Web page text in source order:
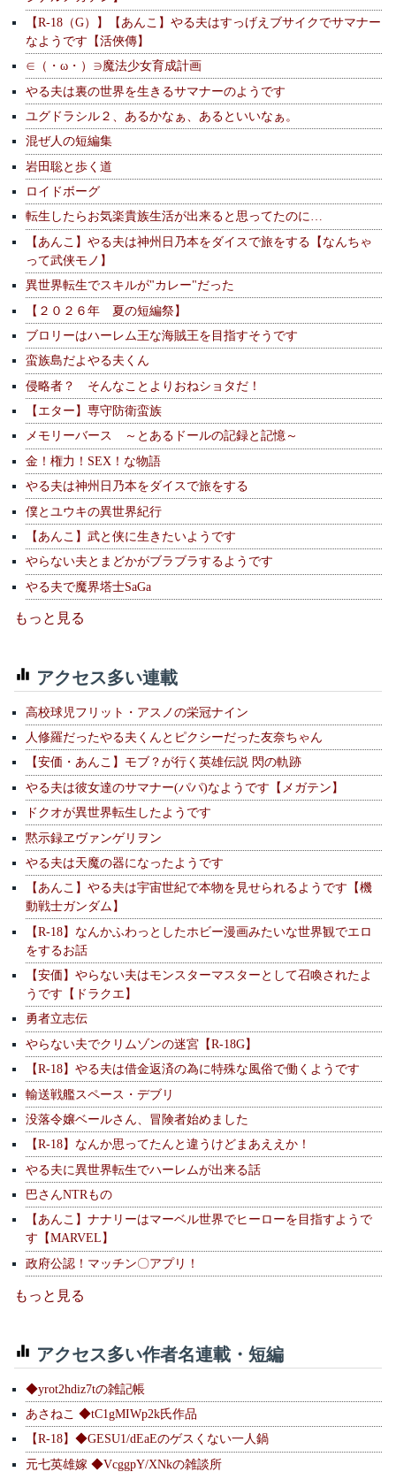
【R-18（G）】【あんこ】やる夫はすっげえブサイクでサマナー
なようです【活俠傳】
∈（・ω・）∋魔法少女育成計画
やる夫は裏の世界を生きるサマナーのようです
ユグドラシル２、あるかなぁ、あるといいなぁ。
混ぜ人の短編集
岩田聡と歩く道
ロイドボーグ
転生したらお気楽貴族生活が出来ると思ってたのに…
【あんこ】やる夫は神州日乃本をダイスで旅をする【なんちゃ
って武侠モノ】
異世界転生でスキルが"カレー"だった
【２０２６年 夏の短編祭】
ブロリーはハーレム王な海賊王を目指すそうです
蛮族島だよやる夫くん
侵略者？ そんなことよりおねショタだ！
【エター】専守防衛蛮族
メモリーバース ～とあるドールの記録と記憶～
金！権力！SEX！な物語
やる夫は神州日乃本をダイスで旅をする
僕とユウキの異世界紀行
【あんこ】武と侠に生きたいようです
やらない夫とまどかがブラブラするようです
やる夫で魔界塔士SaGa
もっと見る
アクセス多い連載
高校球児フリット・アスノの栄冠ナイン
人修羅だったやる夫くんとピクシーだった友奈ちゃん
【安価・あんこ】モブ？が行く英雄伝説 閃の軌跡
やる夫は彼女達のサマナー(パパ)なようです【メガテン】
ドクオが異世界転生したようです
黙示録ヱヴァンゲリヲン
やる夫は天魔の器になったようです
【あんこ】やる夫は宇宙世紀で本物を見せられるようです【機
動戦士ガンダム】
【R-18】なんかふわっとしたホビー漫画みたいな世界観でエロ
をするお話
【安価】やらない夫はモンスターマスターとして召喚されたよ
うです【ドラクエ】
勇者立志伝
やらない夫でクリムゾンの迷宮【R-18G】
【R-18】やる夫は借金返済の為に特殊な風俗で働くようです
輸送戦艦スペース・デブリ
没落令嬢ベールさん、冒険者始めました
【R-18】なんか思ってたんと違うけどまあええか！
やる夫に異世界転生でハーレムが出来る話
巴さんNTRもの
【あんこ】ナナリーはマーベル世界でヒーローを目指すようで
す【MARVEL】
政府公認！マッチン〇アプリ！
もっと見る
アクセス多い作者名連載・短編
◆yrot2hdiz7tの雑記帳
あさねこ ◆tC1gMIWp2k氏作品
【R-18】◆GESU1/dEaEのゲスくない一人鍋
元七英雄嫁 ◆VcggpY/XNkの雑談所